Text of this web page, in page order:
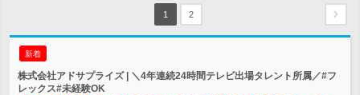
1 2
新着
株式会社アドサプライズ | ＼4年連続24時間テレビ出場タレント所属／#フ
レックス#未経験OK